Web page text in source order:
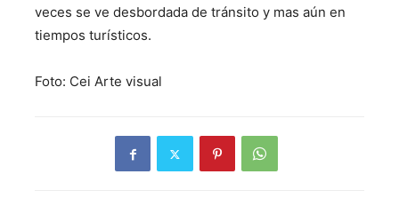
veces se ve desbordada de tránsito y mas aún en
tiempos turísticos.
Foto: Cei Arte visual